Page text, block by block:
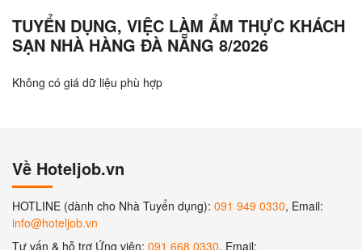
TUYỂN DỤNG, VIỆC LÀM ẨM THỰC KHÁCH
SẠN NHÀ HÀNG ĐÀ NẴNG 8/2026
Không có giá dữ liệu phù hợp
Về Hoteljob.vn
HOTLINE (dành cho Nhà Tuyển dụng): 091 949 0330, Email:
info@hoteljob.vn
Tư vấn & hỗ trợ Ứng viên: 091 668 0330, Email: